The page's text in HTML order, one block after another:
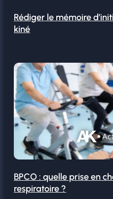
Rédiger le mémoire
kiné
BPCO : quelle prise en
respiratoire ?